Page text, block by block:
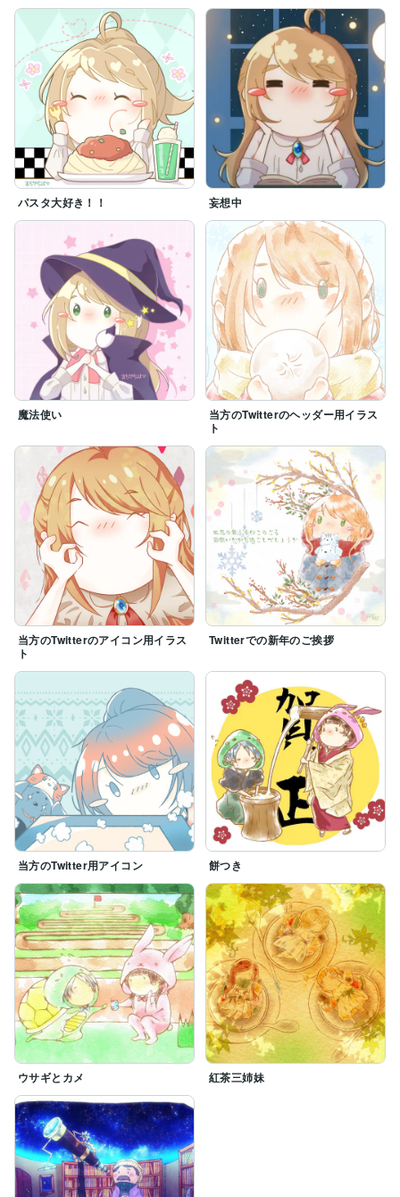
パスタ大好き！！ 妄想中
魔法使い
当方のTwitterのヘッダー用イラス
ト
当方のTwitterのアイコン用イラス
ト
Twitterでの新年のご挨拶
当方のTwitter用アイコン 餅つき
ウサギとカメ 紅茶三姉妹